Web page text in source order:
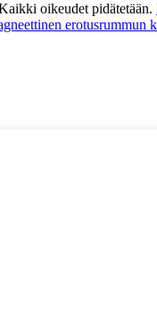
oikeudet pidätetään.
erotusrummun